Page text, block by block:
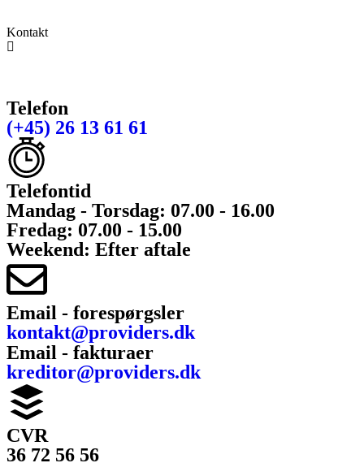
Kontakt
Telefon
(+45) 26 13 61 61
Telefontid
Mandag - Torsdag: 07.00 - 16.00
Fredag: 07.00 - 15.00
Weekend: Efter aftale
Email - forespørgsler
kontakt@providers.dk
Email - fakturaer
kreditor@providers.dk
CVR
36 72 56 56